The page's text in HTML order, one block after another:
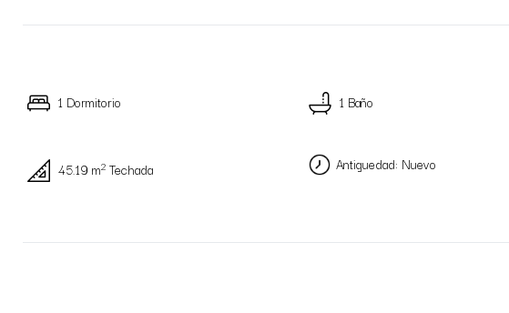
1 Dormitorio 1 Baño
45.19 m2 Techada Antiguedad: Nuevo